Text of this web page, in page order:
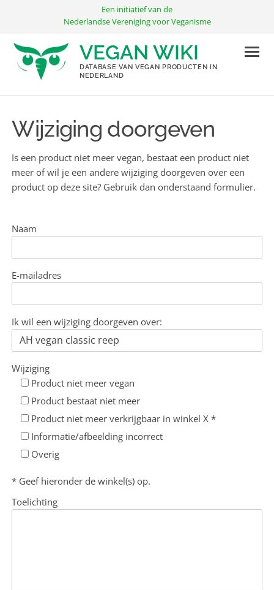
inhoud
Een initiatief van de
Nederlandse Vereniging voor Veganisme
VEGAN WIKI
DATABASE VAN VEGAN PRODUCTEN IN
NEDERLAND
Wijziging doorgeven
Is een product niet meer vegan, bestaat een product niet
meer of wil je een andere wijziging doorgeven over een
product op deze site? Gebruik dan onderstaand formulier.
Naam
E-mailadres
Ik wil een wijziging doorgeven over:
Wijziging
Product niet meer vegan
Product bestaat niet meer
Product niet meer verkrijgbaar in winkel X *
Informatie/afbeelding incorrect
Overig
* Geef hieronder de winkel(s) op.
Toelichting